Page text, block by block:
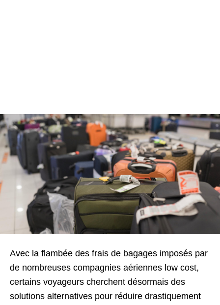
Avec la flambée des frais de bagages imposés par
de nombreuses compagnies aériennes low cost,
certains voyageurs cherchent désormais des
solutions alternatives pour réduire drastiquement